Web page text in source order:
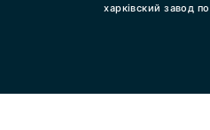
харківский завод